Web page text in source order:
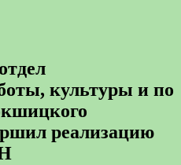
культуры и по
реализацию